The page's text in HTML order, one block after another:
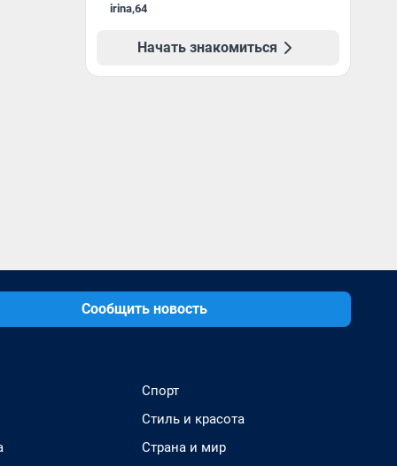
irina,64
Начать знакомиться
Сообщить новость
Спорт
Стиль и красота
Страна и мир